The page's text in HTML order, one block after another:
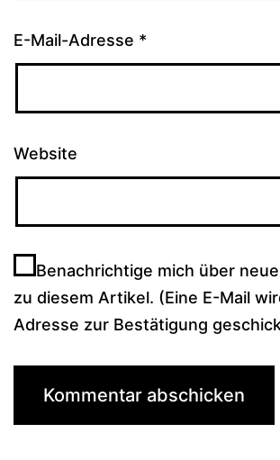
E-Mail-Adresse *
Website
Benachrichtige mich über
zu diesem Artikel. (Eine E-Mail
Adresse zur Bestätigung